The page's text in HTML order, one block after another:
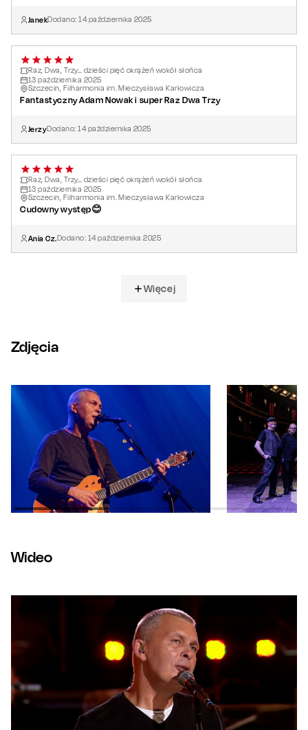
JanekDodano:14 października 2025
Raz, Dwa, Trzy… dzieści pięć okrążeń wokół słońca
13 października 2025
Szczecin, Filharmonia im. Mieczysława Karłowicza
Fantastyczny Adam Nowak i super Raz Dwa Trzy
JerzyDodano:14 października 2025
Raz, Dwa, Trzy… dzieści pięć okrążeń wokół słońca
13 października 2025
Szczecin, Filharmonia im. Mieczysława Karłowicza
Cudowny występ😊
Ania Cz.Dodano: 14października 2025
Więcej
Zdjęcia
Wideo